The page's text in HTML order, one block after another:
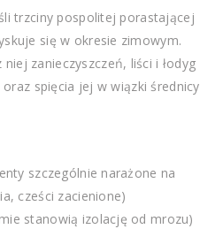
trzciny pospolitej porastającej
się w okresie zimowym.
zanieczyszczeń, liści i łodyg
spięcia jej w wiązki średnicy
szczególnie narażone na
cześci zacienione)
stanowią izolację od mrozu)